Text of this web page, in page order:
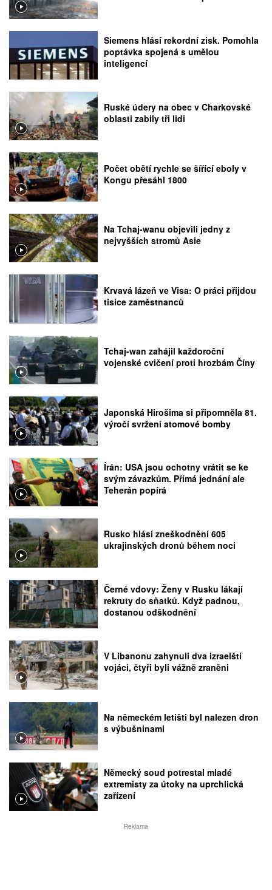
Siemens hlásí rekordní zisk. Pomohla
poptávka spojená s umělou
inteligencí
Ruské údery na obec v Charkovské
oblasti zabily tři lidi
Počet obětí rychle se šířící eboly v
Kongu přesáhl 1800
Na Tchaj-wanu objevili jedny z
nejvyšších stromů Asie
Krvavá lázeň ve Visa: O práci přijdou
tisíce zaměstnanců
Tchaj-wan zahájil každoroční
vojenské cvičení proti hrozbám Číny
Japonská Hirošima si připomněla 81.
výročí svržení atomové bomby
Írán: USA jsou ochotny vrátit se ke
svým závazkům. Přímá jednání ale
Teherán popírá
Rusko hlásí zneškodnění 605
ukrajinských dronů během noci
Černé vdovy: Ženy v Rusku lákají
rekruty do sňatků. Když padnou,
dostanou odškodnění
V Libanonu zahynuli dva izraelští
vojáci, čtyři byli vážně zraněni
Na německém letišti byl nalezen dron
s výbušninami
Německý soud potrestal mladé
extremisty za útoky na uprchlická
zařízení
Reklama